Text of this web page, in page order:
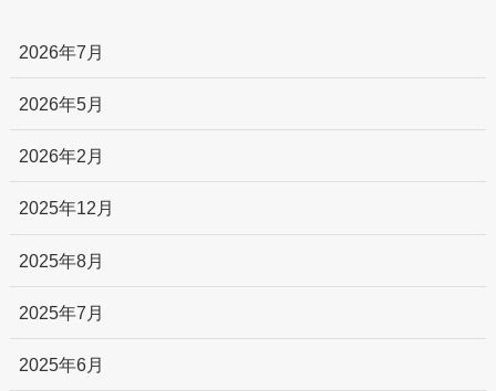
2026年7月
2026年5月
2026年2月
2025年12月
2025年8月
2025年7月
2025年6月